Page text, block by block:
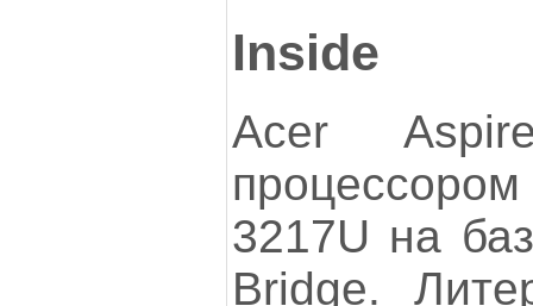
Inside
Acer
3217U на
Bridge.